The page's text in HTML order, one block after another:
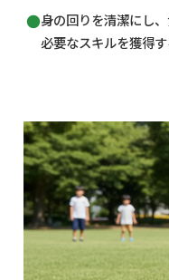
身の回りを清潔にし
必要なスキルを獲得す